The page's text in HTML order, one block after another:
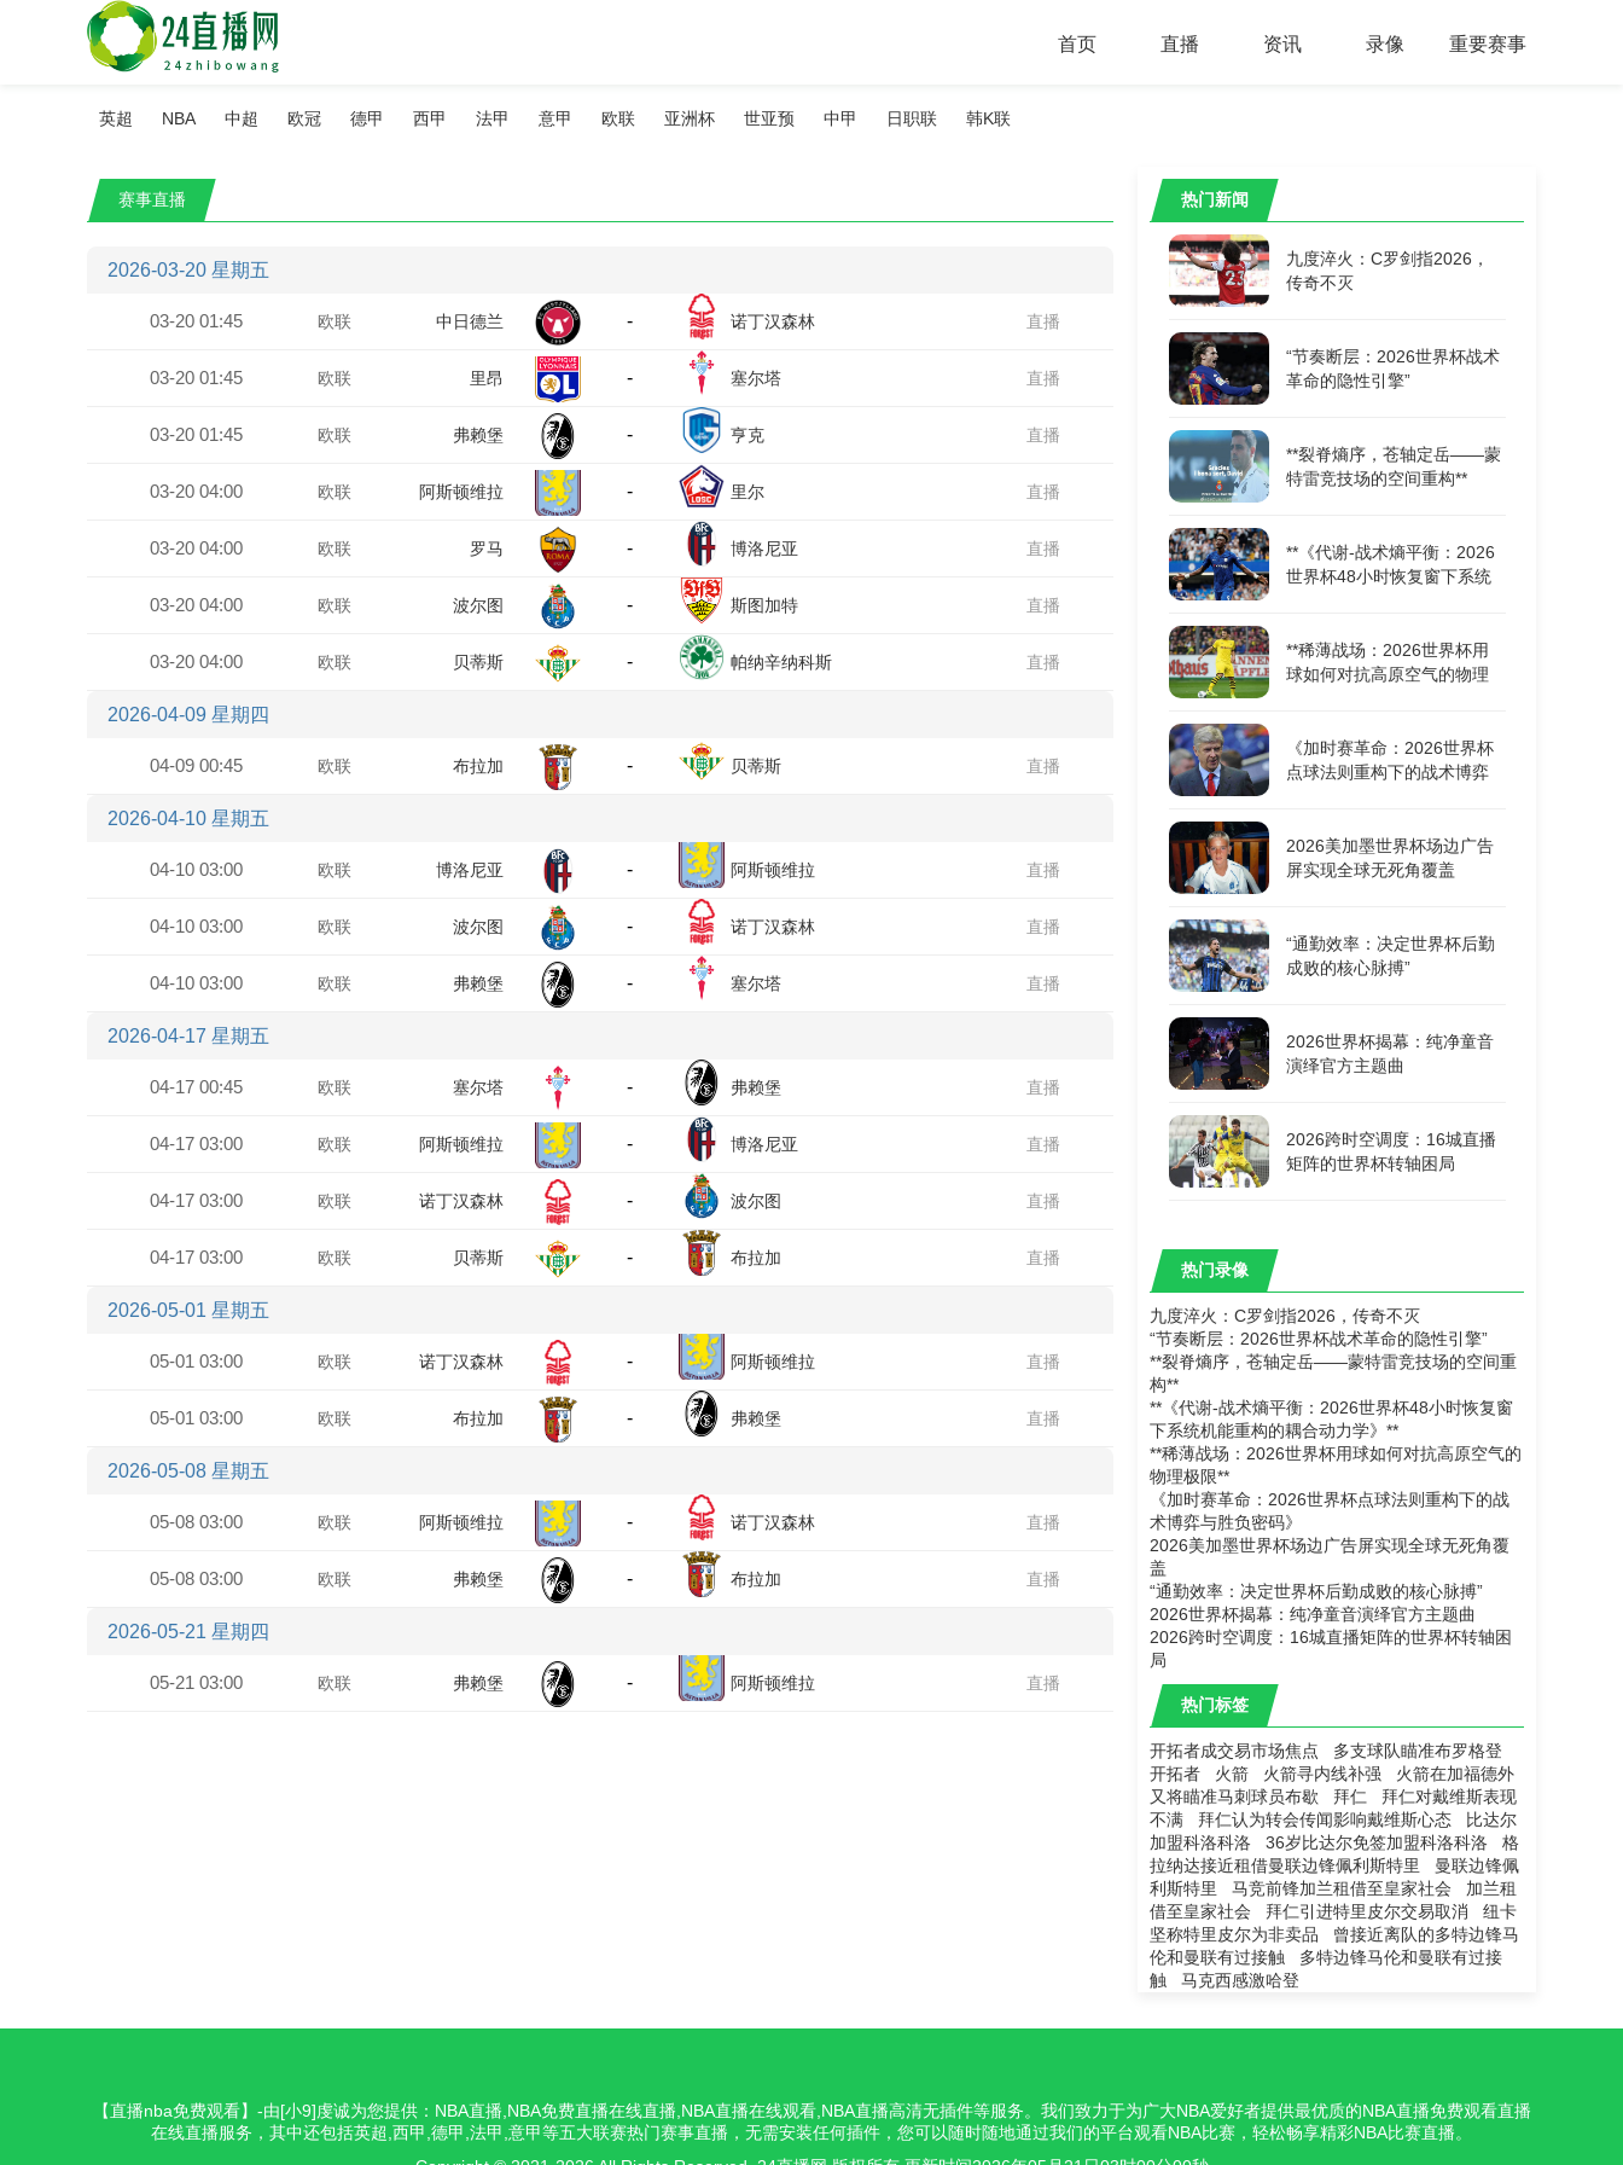
首页 直播 资讯 录像 重要赛事
英超 NBA 中超 欧冠 德甲 西甲 法甲 意甲 欧联 亚洲杯 世亚预 中甲 日职联 韩K联
赛事直播
2026-03-20 星期五
03-20 01:45 欧联 中日德兰 - 诺丁汉森林 直播
03-20 01:45 欧联 里昂 - 塞尔塔 直播
03-20 01:45 欧联 弗赖堡 - 亨克 直播
03-20 04:00 欧联 阿斯顿维拉 - 里尔 直播
03-20 04:00 欧联 罗马 - 博洛尼亚 直播
03-20 04:00 欧联 波尔图 - 斯图加特 直播
03-20 04:00 欧联 贝蒂斯 - 帕纳辛纳科斯 直播
2026-04-09 星期四
04-09 00:45 欧联 布拉加 - 贝蒂斯 直播
2026-04-10 星期五
04-10 03:00 欧联 博洛尼亚 - 阿斯顿维拉 直播
04-10 03:00 欧联 波尔图 - 诺丁汉森林 直播
04-10 03:00 欧联 弗赖堡 - 塞尔塔 直播
2026-04-17 星期五
04-17 00:45 欧联 塞尔塔 - 弗赖堡 直播
04-17 03:00 欧联 阿斯顿维拉 - 博洛尼亚 直播
04-17 03:00 欧联 诺丁汉森林 - 波尔图 直播
04-17 03:00 欧联 贝蒂斯 - 布拉加 直播
2026-05-01 星期五
05-01 03:00 欧联 诺丁汉森林 - 阿斯顿维拉 直播
05-01 03:00 欧联 布拉加 - 弗赖堡 直播
2026-05-08 星期五
05-08 03:00 欧联 阿斯顿维拉 - 诺丁汉森林 直播
05-08 03:00 欧联 弗赖堡 - 布拉加 直播
2026-05-21 星期四
05-21 03:00 欧联 弗赖堡 - 阿斯顿维拉 直播
热门新闻
九度淬火：C罗剑指2026，
传奇不灭
“节奏断层：2026世界杯战术
革命的隐性引擎”
**裂脊熵序，苍轴定岳——蒙
特雷竞技场的空间重构**
**《代谢-战术熵平衡：2026
世界杯48小时恢复窗下系统
**稀薄战场：2026世界杯用
球如何对抗高原空气的物理
《加时赛革命：2026世界杯
点球法则重构下的战术博弈
2026美加墨世界杯场边广告
屏实现全球无死角覆盖
“通勤效率：决定世界杯后勤
成败的核心脉搏”
2026世界杯揭幕：纯净童音
演绎官方主题曲
2026跨时空调度：16城直播
矩阵的世界杯转轴困局
热门录像
九度淬火：C罗剑指2026，传奇不灭
“节奏断层：2026世界杯战术革命的隐性引擎”
**裂脊熵序，苍轴定岳——蒙特雷竞技场的空间重
构**
**《代谢-战术熵平衡：2026世界杯48小时恢复窗
下系统机能重构的耦合动力学》**
**稀薄战场：2026世界杯用球如何对抗高原空气的
物理极限**
《加时赛革命：2026世界杯点球法则重构下的战
术博弈与胜负密码》
2026美加墨世界杯场边广告屏实现全球无死角覆
盖
“通勤效率：决定世界杯后勤成败的核心脉搏”
2026世界杯揭幕：纯净童音演绎官方主题曲
2026跨时空调度：16城直播矩阵的世界杯转轴困
局
热门标签
开拓者成交易市场焦点
多支球队瞄准布罗格登
开拓者
火箭 火箭寻内线补强
火箭在加福德外
又将瞄准马刺球员布歇
拜仁
拜仁对戴维斯表现
不满
拜仁认为转会传闻影响戴维斯心态
比达尔
加盟科洛科洛
36岁比达尔免签加盟科洛科洛
格
拉纳达接近租借曼联边锋佩利斯特里
曼联边锋佩
利斯特里
马竞前锋加兰租借至皇家社会
加兰租
借至皇家社会
拜仁引进特里皮尔交易取消
纽卡
坚称特里皮尔为非卖品
曾接近离队的多特边锋马
伦和曼联有过接触
多特边锋马伦和曼联有过接
触
马克西感激哈登
【直播nba免费观看】-由[小9]虔诚为您提供：NBA直播,NBA免费直播在线直播,NBA直播在线观看,NBA直播高清无插件等服务。我们致力于为广大NBA爱好者提供最优质的NBA直播免费观看直播
在线直播服务，其中还包括英超,西甲,德甲,法甲,意甲等五大联赛热门赛事直播，无需安装任何插件，您可以随时随地通过我们的平台观看NBA比赛，轻松畅享精彩NBA比赛直播。